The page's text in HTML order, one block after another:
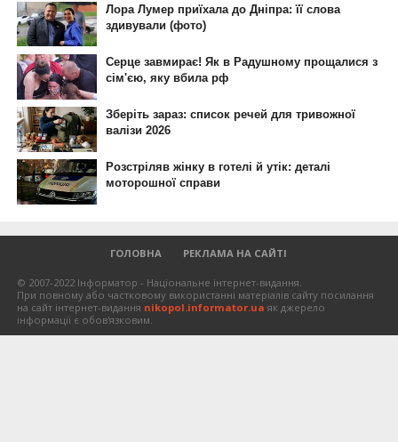
ГОЛОВНА РЕКЛАМА НА САЙТІ
© 2007-2022 Інформатор - Національне інтернет-видання.
При повному або частковому використанні матеріалів сайту посилання
на сайт інтернет-видання nikopol.informator.ua як джерело
інформації є обов'язковим.